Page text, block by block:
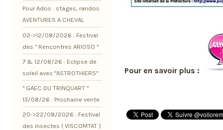
Pour en savoir plus :
Pour Ados : stages, randos
AVENTURES A CHEVAL
02->12/08/2026 : Festival
des " Rencontres ARIOSO "
7 & 12/08/26 : Eclipse de
soleil avec "ASTROTHIERS"
" GAEC DU TRINQUART "
13/08/26 : Prochaine vente
20->22/08/2026 : Festival
des insectes ( VISCOMTAT )